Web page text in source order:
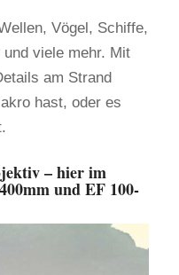
Vögel, Schiffe,
viele mehr. Mit
am Strand
hast, oder es
– hier im
und EF 100-